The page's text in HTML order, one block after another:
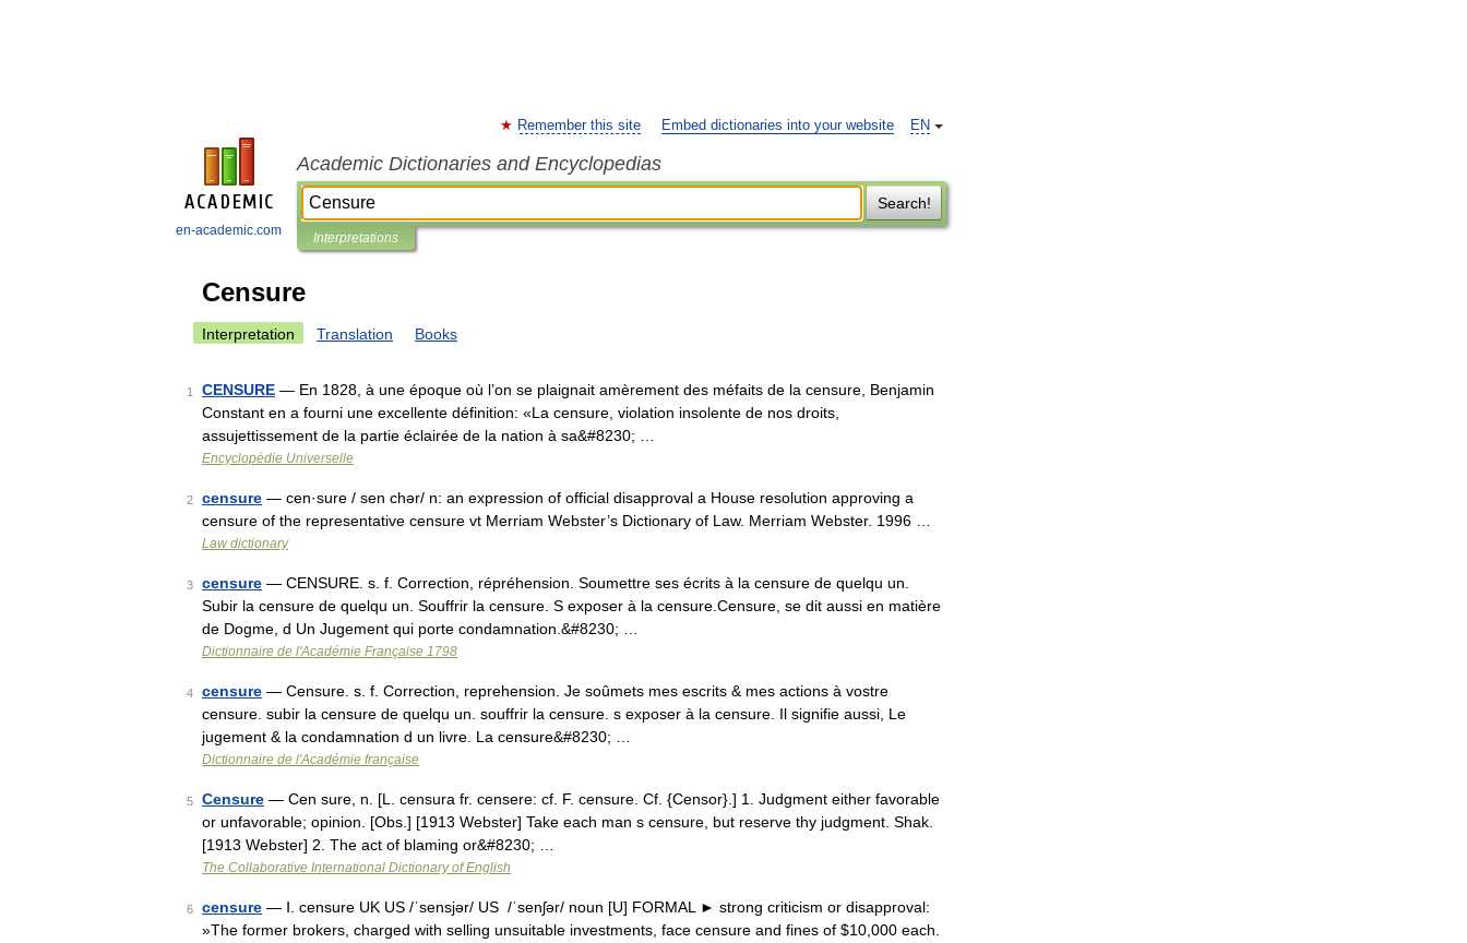
en-academic.com
EN
Remember this site Embed dictionaries into your website
Academic Dictionaries and Encyclopedias
Search!
Interpretations
Censure
Interpretation Translation Books
1 CENSURE — En 1828, à une époque où l’on se plaignait amèrement des méfaits de la censure, Benjamin
Constant en a fourni une excellente définition: «La censure, violation insolente de nos droits,
assujettissement de la partie éclairée de la nation à sa&#8230; …
Encyclopédie Universelle
2 censure — cen·sure / sen chər/ n: an expression of official disapproval a House resolution approving a
censure of the representative censure vt Merriam Webster’s Dictionary of Law. Merriam Webster. 1996 …
Law dictionary
3 censure — CENSURE. s. f. Correction, répréhension. Soumettre ses écrits à la censure de quelqu un.
Subir la censure de quelqu un. Souffrir la censure. S exposer à la censure.Censure, se dit aussi en matière
de Dogme, d Un Jugement qui porte condamnation.&#8230; …
Dictionnaire de l'Académie Française 1798
4 censure — Censure. s. f. Correction, reprehension. Je soûmets mes escrits & mes actions à vostre
censure. subir la censure de quelqu un. souffrir la censure. s exposer à la censure. Il signifie aussi, Le
jugement & la condamnation d un livre. La censure&#8230; …
Dictionnaire de l'Académie française
5 Censure — Cen sure, n. [L. censura fr. censere: cf. F. censure. Cf. {Censor}.] 1. Judgment either favorable
or unfavorable; opinion. [Obs.] [1913 Webster] Take each man s censure, but reserve thy judgment. Shak.
[1913 Webster] 2. The act of blaming or&#8230; …
The Collaborative International Dictionary of English
6 censure — Ⅰ. censure UK US /ˈsensjər/ US /ˈsenʃər/ noun [U] FORMAL ► strong criticism or disapproval:
»The former brokers, charged with selling unsuitable investments, face censure and fines of $10,000 each.